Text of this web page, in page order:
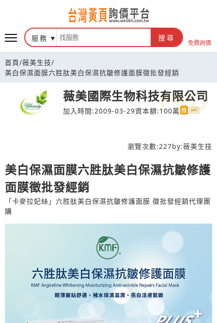
台灣黃頁詢價平台
服務 搜尋
免費詢價
首頁/薇美生技/
美白保濕面膜六胜肽美白保濕抗皺修護面膜徵批發經銷
薇美國際生物科技有限公司
加入時間:2009-03-29資本額:100萬
瀏覽次數:227by:薇美生技
美白保濕面膜六胜肽美白保濕抗皺修護
面膜徵批發經銷
「卡麥拉妃絲」六胜肽美白保濕抗皺修護面膜 徵批發經銷代理團
購